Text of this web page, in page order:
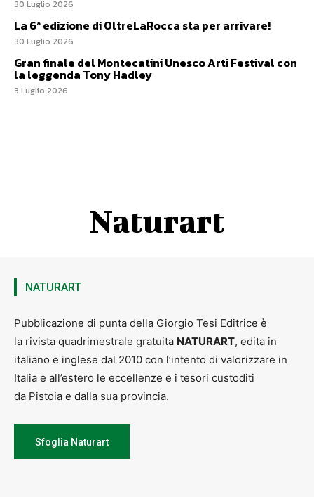
30 Luglio 2026
La 6ª edizione di OltreLaRocca sta per arrivare!
30 Luglio 2026
Gran finale del Montecatini Unesco Arti Festival con
la leggenda Tony Hadley
3 Luglio 2026
Naturart
NATURART
Pubblicazione di punta della Giorgio Tesi Editrice è
la rivista quadrimestrale gratuita NATURART, edita in
italiano e inglese dal 2010 con l’intento di valorizzare in
Italia e all’estero le eccellenze e i tesori custoditi
da Pistoia e dalla sua provincia.
Sfoglia Naturart